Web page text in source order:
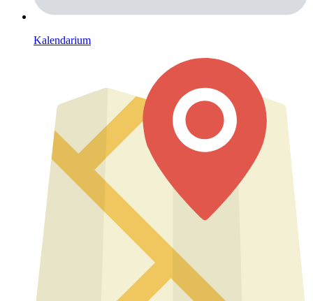
Kalendarium